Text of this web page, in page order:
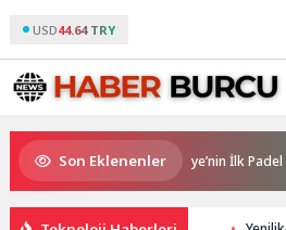
USD44.64 TRY
Son Eklenenler
Sponsorluğunda Türkiye’nin İlk Padel